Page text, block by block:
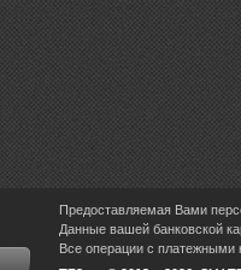
Предоставляемая Вами
Данные вашей банковской
Все операции с платежными